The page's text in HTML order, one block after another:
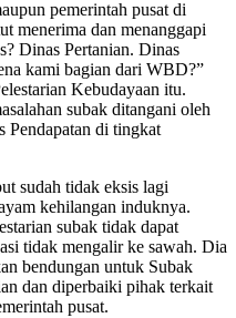
pemerintah pusat di
menerima dan menanggapi
Dinas Pertanian. Dinas
kami bagian dari WBD?”
Kebudayaan itu.
subak ditangani oleh
Pendapatan di tingkat
sudah tidak eksis lagi
kehilangan induknya.
subak tidak dapat
tidak mengalir ke sawah. Dia
bendungan untuk Subak
dan diperbaiki pihak terkait
pusat.